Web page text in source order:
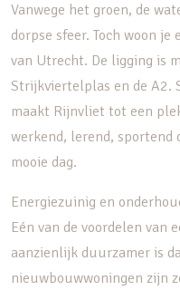
Vanwege het groen, de
dorpse sfeer. Toch woon
van Utrecht. De ligging is
Strijkviertelplas en de A2.
maakt Rijnvliet tot een
werkend, lerend, sportend
mooie dag.
Energiezuinig en
Eén van de voordelen van
aanzienlijk duurzamer is
nieuwbouwwoningen zijn